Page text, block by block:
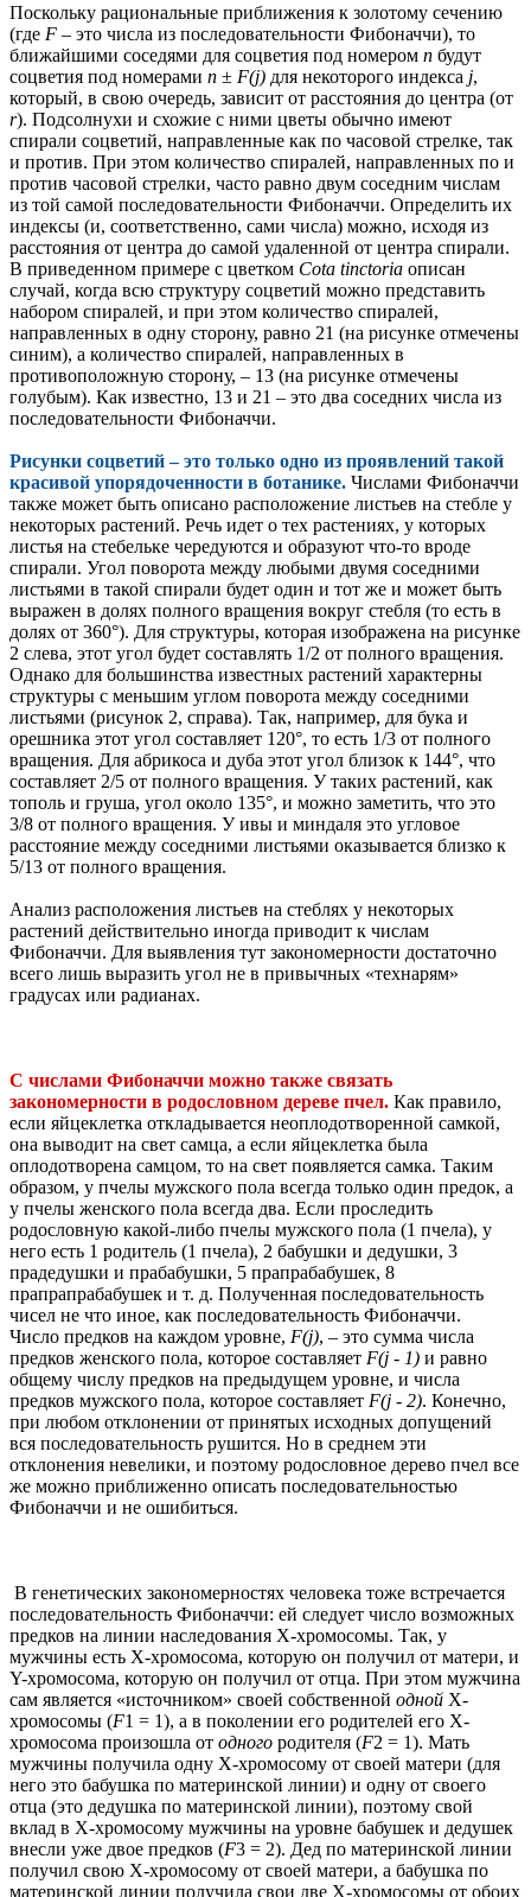
Поскольку рациональные приближения к золотому сечению
(где F – это числа из последовательности Фибоначчи), то
ближайшими соседями для соцветия под номером n будут
соцветия под номерами n ± F(j) для некоторого индекса j,
который, в свою очередь, зависит от расстояния до центра (от
r). Подсолнухи и схожие с ними цветы обычно имеют
спирали соцветий, направленные как по часовой стрелке, так
и против. При этом количество спиралей, направленных по и
против часовой стрелки, часто равно двум соседним числам
из той самой последовательности Фибоначчи. Определить их
индексы (и, соответственно, сами числа) можно, исходя из
расстояния от центра до самой удаленной от центра спирали.
В приведенном примере с цветком Cota tinctoria описан
случай, когда всю структуру соцветий можно представить
набором спиралей, и при этом количество спиралей,
направленных в одну сторону, равно 21 (на рисунке отмечены
синим), а количество спиралей, направленных в
противоположную сторону, – 13 (на рисунке отмечены
голубым). Как известно, 13 и 21 – это два соседних числа из
последовательности Фибоначчи.
Рисунки соцветий – это только одно из проявлений такой
красивой упорядоченности в ботанике. Числами Фибоначчи
также может быть описано расположение листьев на стебле у
некоторых растений. Речь идет о тех растениях, у которых
листья на стебельке чередуются и образуют что-то вроде
спирали. Угол поворота между любыми двумя соседними
листьями в такой спирали будет один и тот же и может быть
выражен в долях полного вращения вокруг стебля (то есть в
долях от 360°). Для структуры, которая изображена на рисунке
2 слева, этот угол будет составлять 1/2 от полного вращения.
Однако для большинства известных растений характерны
структуры с меньшим углом поворота между соседними
листьями (рисунок 2, справа). Так, например, для бука и
орешника этот угол составляет 120°, то есть 1/3 от полного
вращения. Для абрикоса и дуба этот угол близок к 144°, что
составляет 2/5 от полного вращения. У таких растений, как
тополь и груша, угол около 135°, и можно заметить, что это
3/8 от полного вращения. У ивы и миндаля это угловое
расстояние между соседними листьями оказывается близко к
5/13 от полного вращения.
Анализ расположения листьев на стеблях у некоторых
растений действительно иногда приводит к числам
Фибоначчи. Для выявления тут закономерности достаточно
всего лишь выразить угол не в привычных «технарям»
градусах или радианах.
С числами Фибоначчи можно также связать
закономерности в родословном дереве пчел. Как правило,
если яйцеклетка откладывается неоплодотворенной самкой,
она выводит на свет самца, а если яйцеклетка была
оплодотворена самцом, то на свет появляется самка. Таким
образом, у пчелы мужского пола всегда только один предок, а
у пчелы женского пола всегда два. Если проследить
родословную какой-либо пчелы мужского пола (1 пчела), у
него есть 1 родитель (1 пчела), 2 бабушки и дедушки, 3
прадедушки и прабабушки, 5 прапрабабушек, 8
прапрапрабабушек и т. д. Полученная последовательность
чисел не что иное, как последовательность Фибоначчи.
Число предков на каждом уровне, F(j), – это сумма числа
предков женского пола, которое составляет F(j - 1) и равно
общему числу предков на предыдущем уровне, и числа
предков мужского пола, которое составляет F(j - 2). Конечно,
при любом отклонении от принятых исходных допущений
вся последовательность рушится. Но в среднем эти
отклонения невелики, и поэтому родословное дерево пчел все
же можно приближенно описать последовательностью
Фибоначчи и не ошибиться.
В генетических закономерностях человека тоже встречается
последовательность Фибоначчи: ей следует число возможных
предков на линии наследования Х-хромосомы. Так, у
мужчины есть Х-хромосома, которую он получил от матери, и
Y-хромосома, которую он получил от отца. При этом мужчина
сам является «источником» своей собственной одной Х-
хромосомы (F1 = 1), а в поколении его родителей его Х-
хромосома произошла от одного родителя (F2 = 1). Мать
мужчины получила одну Х-хромосому от своей матери (для
него это бабушка по материнской линии) и одну от своего
отца (это дедушка по материнской линии), поэтому свой
вклад в Х-хромосому мужчины на уровне бабушек и дедушек
внесли уже двое предков (F3 = 2). Дед по материнской линии
получил свою Х-хромосому от своей матери, а бабушка по
материнской линии получила свои две Х-хромосомы от обоих